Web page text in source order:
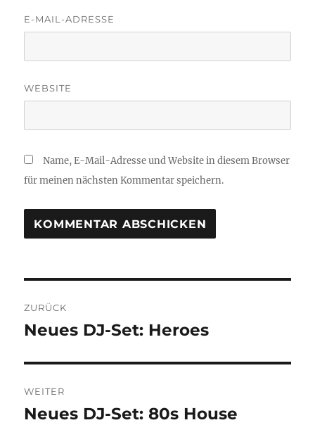
E-MAIL-ADRESSE
WEBSITE
Name, E-Mail-Adresse und Website in diesem Browser
für meinen nächsten Kommentar speichern.
ZURÜCK
Vorheriger
Neues DJ-Set: Heroes
WEITER
Nächster
Neues DJ-Set: 80s House